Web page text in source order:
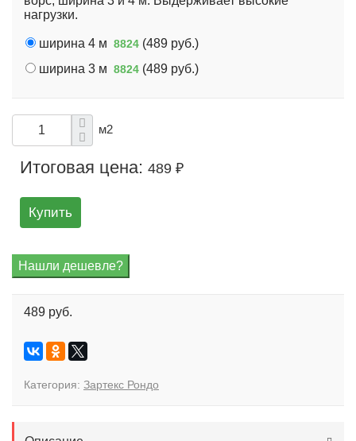
нагрузки.
ширина 4 м 8824 (489 руб.)
ширина 3 м 8824 (489 руб.)
м2
Итоговая цена: 489 ₽
Купить
489 руб.
Категория: Зартекс Рондо